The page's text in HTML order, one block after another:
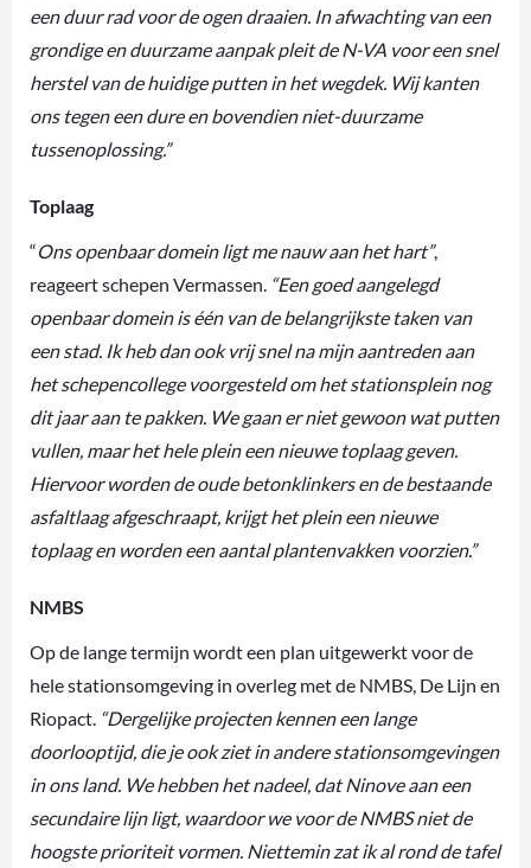
een duur rad voor de ogen draaien. In afwachting van een
grondige en duurzame aanpak pleit de N-VA voor een snel
herstel van de huidige putten in het wegdek. Wij kanten
ons tegen een dure en bovendien niet-duurzame
tussenoplossing.”
Toplaag
“Ons openbaar domein ligt me nauw aan het hart”,
reageert schepen Vermassen. “Een goed aangelegd
openbaar domein is één van de belangrijkste taken van
een stad. Ik heb dan ook vrij snel na mijn aantreden aan
het schepencollege voorgesteld om het stationsplein nog
dit jaar aan te pakken. We gaan er niet gewoon wat putten
vullen, maar het hele plein een nieuwe toplaag geven.
Hiervoor worden de oude betonklinkers en de bestaande
asfaltlaag afgeschraapt, krijgt het plein een nieuwe
toplaag en worden een aantalplantenvakken voorzien.”
NMBS
Op de lange termijn wordt een plan uitgewerkt voor de
hele stationsomgeving in overleg met de NMBS, De Lijn en
Riopact. “Dergelijke projecten kennen een lange
doorlooptijd, die je ook ziet in andere stationsomgevingen
in ons land. We hebben het nadeel, dat Ninove aan een
secundaire lijn ligt, waardoor we voor de NMBS niet de
hoogste prioriteit vormen. Niettemin zat ik al rond de tafel